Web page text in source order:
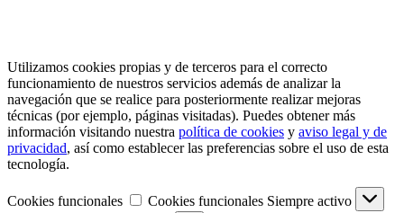
Utilizamos cookies propias y de terceros para el correcto
funcionamiento de nuestros servicios además de analizar la
navegación que se realice para posteriormente realizar mejoras
técnicas (por ejemplo, páginas visitadas). Puedes obtener más
información visitando nuestra política de cookies y aviso legal y de
privacidad, así como establecer las preferencias sobre el uso de esta
tecnología.
Cookies funcionales Cookies funcionales Siempre activo